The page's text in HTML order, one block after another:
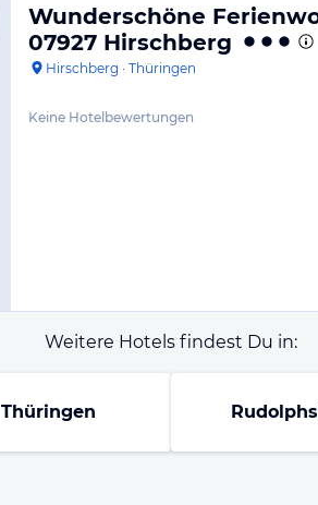
Wunderschöne
07927 Hirschberg
Hirschberg · Thüringen
Keine Hotelbewertungen
Weitere Hotels findest Du in:
Thüringen